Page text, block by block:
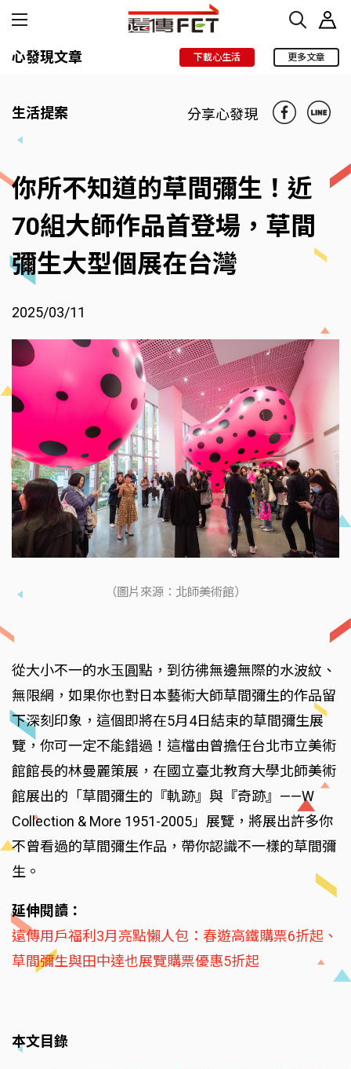
心發現文章 下載心生活 更多文章
生活提案 分享心發現
你所不知道的草間彌生！近
70組大師作品首登場，草間
彌生大型個展在台灣
2025/03/11
（圖片來源：北師美術館）
從大小不一的水玉圓點，到彷彿無邊無際的水波紋、
無限網，如果你也對日本藝術大師草間彌生的作品留
下深刻印象，這個即將在5月4日結束的草間彌生展
覽，你可一定不能錯過！這檔由曾擔任台北市立美術
館館長的林曼麗策展，在國立臺北教育大學北師美術
館展出的「草間彌生的『軌跡』與『奇跡』——W
Collection & More 1951-2005」展覽，將展出許多你
不曾看過的草間彌生作品，帶你認識不一樣的草間彌
生。
延伸閱讀：
遠傳用戶福利3月亮點懶人包：春遊高鐵購票6折起、
草間彌生與田中達也展覽購票優惠5折起
本文目錄